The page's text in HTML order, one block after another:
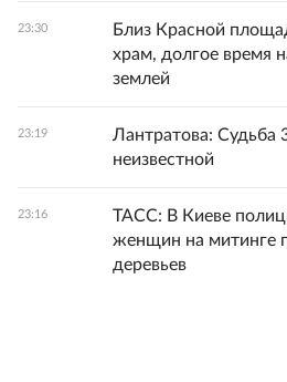
23:30
Близ Красной
храм, долгое время
землей
23:19
Лантратова: Судьба
неизвестной
23:16
ТАСС: В Киеве
женщин на митинге
деревьев